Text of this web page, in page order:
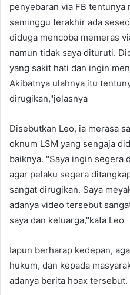
penyebaran via FB tentunya
seminggu terakhir ada
diduga mencoba memeras
namun tidak saya dituruti.
yang sakit hati dan ingin
Akibatnya ulahnya itu
dirugikan,"jelasnya
Disebutkan Leo, ia merasa
oknum LSM yang sengaja
baiknya. "Saya ingin segera
agar pelaku segera
sangat dirugikan. Saya
adanya video tersebut
saya dan keluarga,"kata Leo
Iapun berharap kedepan,
hukum, dan kepada
adanya berita hoax